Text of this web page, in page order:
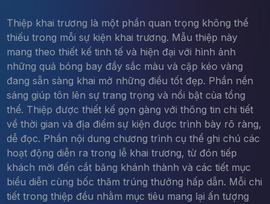
Thiệp khai trương là một phần quan trọng không thể
thiếu trong mỗi sự kiện khai trương. Mẫu thiệp này
mang theo thiết kế tinh tế và hiện đại với hình ảnh
những quả bóng bay đầy sắc màu và cặp kéo vàng
đang sẵn sàng khai mở những điều tốt đẹp. Phần nền
sáng giúp tôn lên sự trang trọng và nổi bật của tổng
thể. Thiệp được thiết kế gọn gàng với thông tin chi tiết
về thời gian và địa điểm sự kiện được trình bày rõ ràng,
dễ đọc. Phần nội dung chương trình cụ thể ghi chú các
hoạt động diễn ra trong lễ khai trương, từ đón tiếp
khách mời đến cắt băng khánh thành và các tiết mục
biểu diễn cùng bốc thăm trúng thưởng hấp dẫn. Mỗi chi
tiết trong thiệp đều nhằm mục tiêu mang lại ấn tượng